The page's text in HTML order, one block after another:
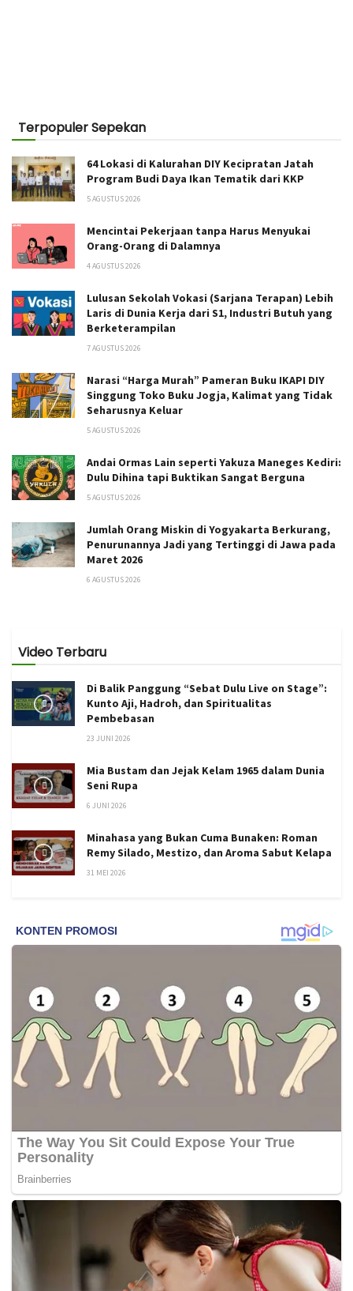
Terpopuler Sepekan
64 Lokasi di Kalurahan DIY Kecipratan Jatah
Program Budi Daya Ikan Tematik dari KKP
5 AGUSTUS 2026
Mencintai Pekerjaan tanpa Harus Menyukai
Orang-Orang di Dalamnya
4 AGUSTUS 2026
Lulusan Sekolah Vokasi (Sarjana Terapan) Lebih
Laris di Dunia Kerja dari S1, Industri Butuh yang
Berketerampilan
7 AGUSTUS 2026
Narasi “Harga Murah” Pameran Buku IKAPI DIY
Singgung Toko Buku Jogja, Kalimat yang Tidak
Seharusnya Keluar
5 AGUSTUS 2026
Andai Ormas Lain seperti Yakuza Maneges Kediri:
Dulu Dihina tapi Buktikan Sangat Berguna
5 AGUSTUS 2026
Jumlah Orang Miskin di Yogyakarta Berkurang,
Penurunannya Jadi yang Tertinggi di Jawa pada
Maret 2026
6 AGUSTUS 2026
Video Terbaru
Di Balik Panggung “Sebat Dulu Live on Stage”:
Kunto Aji, Hadroh, dan Spiritualitas
Pembebasan
23 JUNI 2026
Mia Bustam dan Jejak Kelam 1965 dalam Dunia
Seni Rupa
6 JUNI 2026
Minahasa yang Bukan Cuma Bunaken: Roman
Remy Silado, Mestizo, dan Aroma Sabut Kelapa
31 MEI 2026